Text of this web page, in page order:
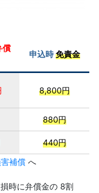
償
申込時免責金
8,800円
880円
440円
補償へ
時に弁償金の 8割